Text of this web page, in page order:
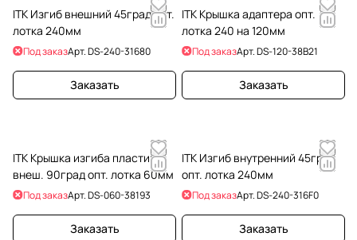
ITK Изгиб внешний 45град опт.
лотка 240мм
Под заказАрт.DS-240-31680
Заказать
ITK Крышка адаптера опт.
лотка 240 на 120мм
Под заказАрт.DS-120-38B21
Заказать
ITK Крышка изгиба пластик.
внеш. 90град опт. лотка 60мм
Под заказАрт.DS-060-38193
Заказать
ITK Изгиб внутренний 45град
опт. лотка 240мм
Под заказАрт.DS-240-316F0
Заказать